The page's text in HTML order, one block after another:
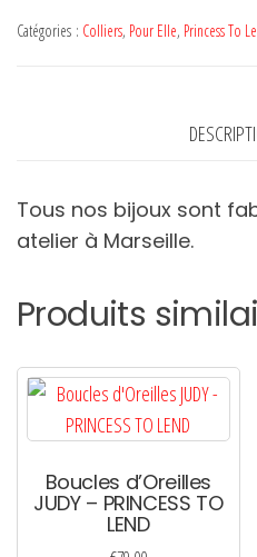
LOU
LEND
Catégories : Colliers, Pour Elle, Princess To
Tous nos bijoux sont
atelier à Marseille.
Produits
Boucles d’Oreilles
JUDY – PRINCESS TO
LEND